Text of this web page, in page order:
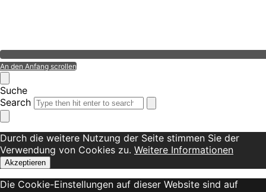
An den Anfang scrollen
Suche
Search
Durch die weitere Nutzung der Seite stimmen Sie der
Verwendung von Cookies zu. Weitere Informationen
Akzeptieren
Die Cookie-Einstellungen auf dieser Website sind auf